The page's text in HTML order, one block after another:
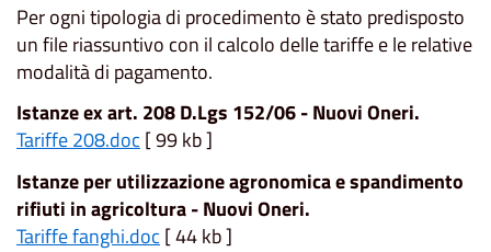
Per ogni tipologia di procedimento è stato predisposto
un file riassuntivo con il calcolo delle tariffe e le relative
modalità di pagamento.
Istanze ex art. 208 D.Lgs 152/06 - Nuovi Oneri.
Tariffe 208.doc[ 99 kb ]
Istanze per utilizzazione agronomica e spandimento
rifiuti in agricoltura - Nuovi Oneri.
Tariffe fanghi.doc[ 44 kb ]